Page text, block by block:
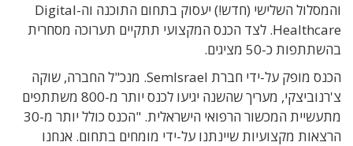
והמסלול השלישי (חדש!) יעסוק בתחום התוכנה וה-Digital
Healthcare. לצד הכנס המקצועי תתקיים תערוכה מסחרית
בהשתתפות כ-50 מציגים.
הכנס מופק על-ידי חברת SemIsrael. מנכ"ל החברה, שוקה
צ'רנוביצקי, מעריך שהשנה יגיעו לכנס יותר מ-800 משתתפים
מתעשיית המכשור הרפואי הישראלית. "הכנס כולל יותר מ-30
הרצאות מקצועיות שיינתנו על-ידי מומחים בתחום. אנחנו